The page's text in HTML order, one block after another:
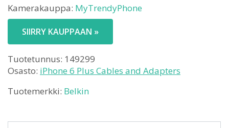
Kamerakauppa: MyTrendyPhone
SIIRRY KAUPPAAN »
Tuotetunnus: 149299
Osasto: iPhone 6 Plus Cables and Adapters
Tuotemerkki: Belkin